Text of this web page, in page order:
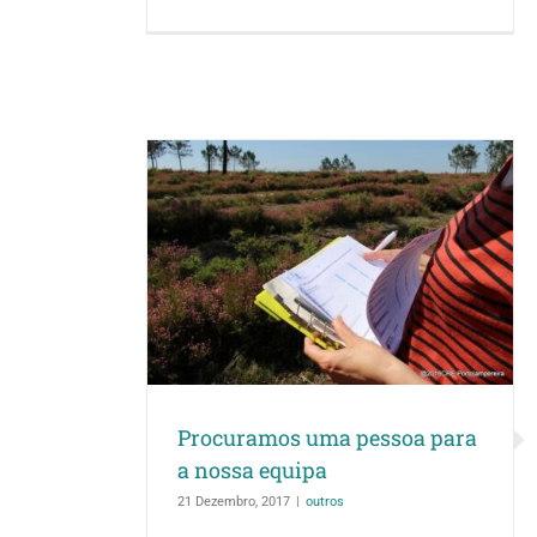
Procuramos uma pessoa para
a nossa equipa
21 Dezembro, 2017 | outros
Loja das tábuas
viveiro do